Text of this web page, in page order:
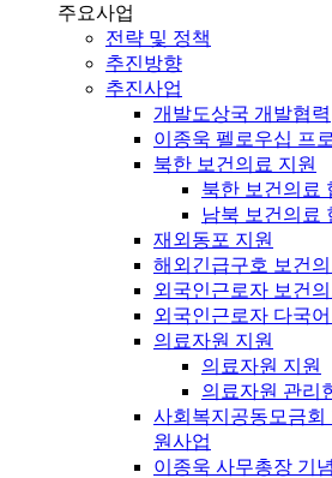
주요사업
전략 및 정책
추진방향
추진사업
개발도상국 개발협력
이종욱 펠로우십 프
북한 보건의료 지원
북한 보건의료
남북 보건의료
재외동포 지원
해외긴급구호 보건
외국인근로자 보건
외국인근로자 다국
의료자원 지원
의료자원 지원
의료자원 관리
사회복지공동모금회
원사업
이종욱 사무총장 기